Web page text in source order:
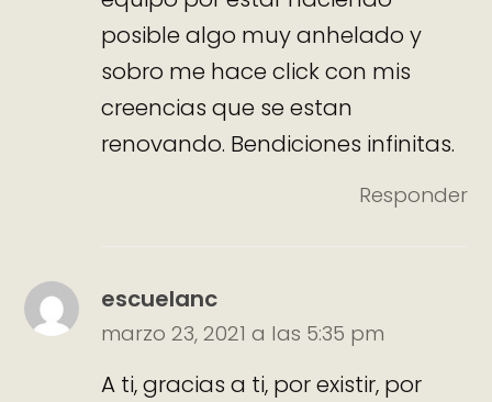
posible algo muy anhelado y
sobro me hace click con mis
creencias que se estan
renovando. Bendiciones infinitas.
Responder
escuelanc
marzo 23, 2021 a las 5:35 pm
A ti, gracias a ti, por existir, por